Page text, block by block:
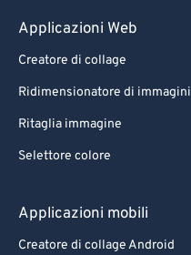
Applicazioni Web
Creatore di collage
Ridimensionatore di immagini
Ritaglia immagine
Selettore colore
Applicazioni mobili
Creatore di collage Android